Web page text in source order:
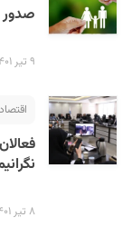
صدور
۹ تیر ۱۴۰۱
۸ تیر ۱۴۰۱